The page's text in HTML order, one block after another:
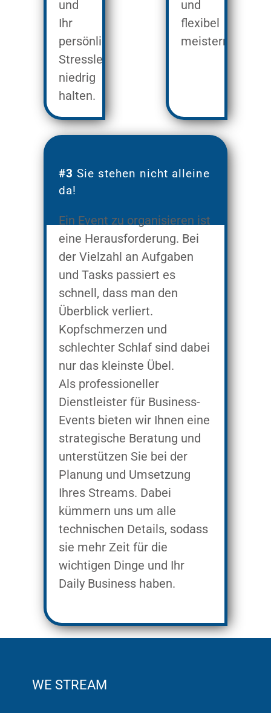
und
Ihr
persönliches
Stresslevel
niedrig
halten.
und
flexibel
meistern.
#3Sie stehen nicht alleine
da!
Ein Event zu organisieren ist
eine Herausforderung. Bei
der Vielzahl an Aufgaben
und Tasks passiert es
schnell, dass man den
Überblick verliert.
Kopfschmerzen und
schlechter Schlaf sind dabei
nur das kleinste Übel.
Als professioneller
Dienstleister für Business-
Events bieten wir Ihnen eine
strategische Beratung und
unterstützen Sie bei der
Planung und Umsetzung
Ihres Streams. Dabei
kümmern uns um alle
technischen Details, sodass
sie mehr Zeit für die
wichtigen Dinge und Ihr
Daily Business haben.
WE STREAM